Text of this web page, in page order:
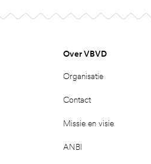
Over VBVD
Organisatie
Contact
Missie en visie
ANBI